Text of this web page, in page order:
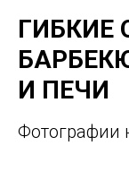
ГИБКИЕ
И ПЕЧИ
Фотографии